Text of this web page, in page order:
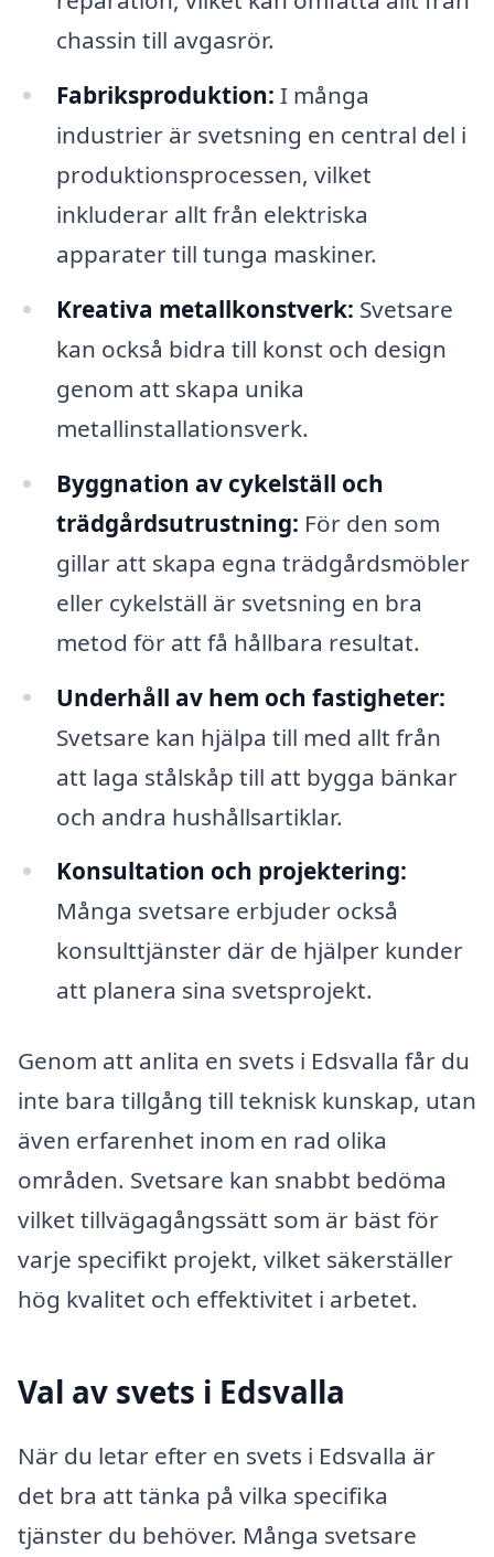
chassin till avgasrör.
Fabriksproduktion: I många
industrier är svetsning en central del i
produktionsprocessen, vilket
inkluderar allt från elektriska
apparater till tunga maskiner.
Kreativa metallkonstverk: Svetsare
kan också bidra till konst och design
genom att skapa unika
metallinstallationsverk.
Byggnation av cykelställ och
trädgårdsutrustning: För den som
gillar att skapa egna trädgårdsmöbler
eller cykelställ är svetsning en bra
metod för att få hållbara resultat.
Underhåll av hem och fastigheter:
Svetsare kan hjälpa till med allt från
att laga stålskåp till att bygga bänkar
och andra hushållsartiklar.
Konsultation och projektering:
Många svetsare erbjuder också
konsulttjänster där de hjälper kunder
att planera sina svetsprojekt.
Genom att anlita en svets i Edsvalla får du
inte bara tillgång till teknisk kunskap, utan
även erfarenhet inom en rad olika
områden. Svetsare kan snabbt bedöma
vilket tillvägagångssätt som är bäst för
varje specifikt projekt, vilket säkerställer
hög kvalitet och effektivitet i arbetet.
Val av svets i Edsvalla
När du letar efter en svets i Edsvalla är
det bra att tänka på vilka specifika
tjänster du behöver. Många svetsare